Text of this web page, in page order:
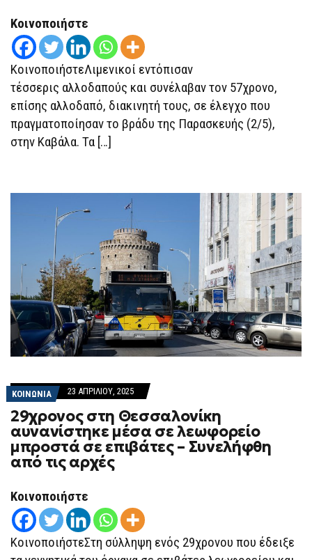
Κοινοποιήστε
ΚοινοποιήστεΛιμενικοί εντόπισαν
τέσσερις αλλοδαπούς και συνέλαβαν τον 57χρονο,
επίσης αλλοδαπό, διακινητή τους, σε έλεγχο που
πραγματοποίησαν το βράδυ της Παρασκευής (2/5),
στην Καβάλα. Τα […]
ΚΟΙΝΩΝΙΑ 23 ΑΠΡΙΛΊΟΥ, 2025
29χρονος στη Θεσσαλονίκη
αυνανίστηκε μέσα σε λεωφορείο
μπροστά σε επιβάτες – Συνελήφθη
από τις αρχές
Κοινοποιήστε
ΚοινοποιήστεΣτη σύλληψη ενός 29χρονου που έδειξε